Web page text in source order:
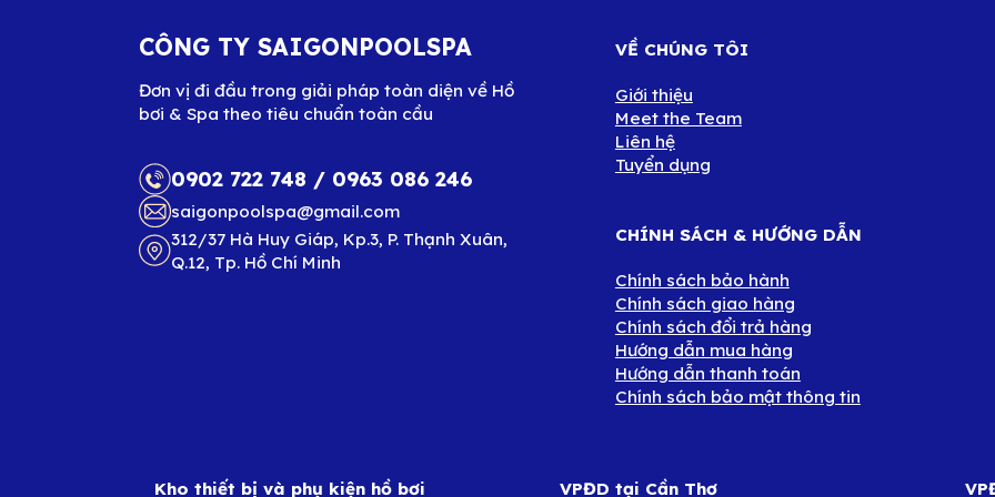
CÔNG TY SAIGONPOOLSPA
Đơn vị đi đầu trong giải pháp toàn diện về Hồ
bơi & Spa theo tiêu chuẩn toàn cầu
0902 722 748 / 0963 086 246
saigonpoolspa@gmail.com
312/37 Hà Huy Giáp, Kp.3, P. Thạnh Xuân,
Q.12, Tp. Hồ Chí Minh
VỀ CHÚNG TÔI
Giới thiệu
Meet the Team
Liên hệ
Tuyển dụng
CHÍNH SÁCH & HƯỚNG DẪN
Chính sách bảo hành
Chính sách giao hàng
Chính sách đổi trả hàng
Hướng dẫn mua hàng
Hướng dẫn thanh toán
Chính sách bảo mật thông tin
Kho thiết bị và phụ kiện hồ bơi VPĐD tại Cần Thơ